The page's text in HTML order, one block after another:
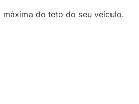
do teto do seu veículo.